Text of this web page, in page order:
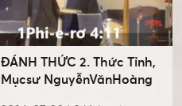
ĐÁNH THỨC 2. Thức Tỉnh,
Mụcsư NguyễnVănHoàng